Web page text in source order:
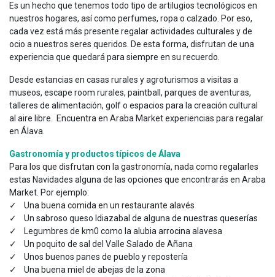
Es un hecho que tenemos todo tipo de artilugios tecnológicos en
nuestros hogares, así como perfumes, ropa o calzado. Por eso,
cada vez está más presente regalar actividades culturales y de
ocio a nuestros seres queridos. De esta forma, disfrutan de una
experiencia que quedará para siempre en su recuerdo.
Desde estancias en casas rurales y agroturismos a visitas a
museos, escape room rurales, paintball, parques de aventuras,
talleres de alimentación, golf o espacios para la creación cultural
al aire libre. Encuentra en Araba Market experiencias para regalar
en Álava.
Gastronomía y productos típicos de Álava
Para los que disfrutan con la gastronomía, nada como regalarles
estas Navidades alguna de las opciones que encontrarás en Araba
Market. Por ejemplo:
✓ Una buena comida en un restaurante alavés
✓ Un sabroso queso Idiazabal de alguna de nuestras queserías
✓ Legumbres de km0 como la alubia arrocina alavesa
✓ Un poquito de sal del Valle Salado de Añana
✓ Unos buenos panes de pueblo y repostería
✓ Una buena miel de abejas de la zona